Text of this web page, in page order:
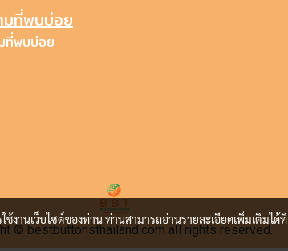
มที่พบบ่อย
ที่พบบ่อย
© bestbuttonsthailand.com all rights reserved.
งานเว็บไซต์ของท่าน ท่านสามารถอ่านรายละเอียดเพิ่มเติมได้ที่